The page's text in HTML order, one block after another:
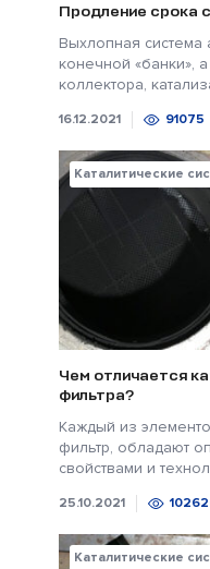
Продление срока
Выхлопная система
конечной «банки»,
коллектора,
16.12.2021 91075
Каталитические
Чем отличается
фильтра?
Каждый из
фильтр, обладают
свойствами и
25.10.2021
Каталитические